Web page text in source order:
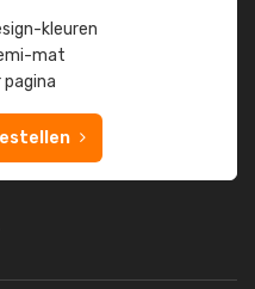
kleuren
mat
pagina